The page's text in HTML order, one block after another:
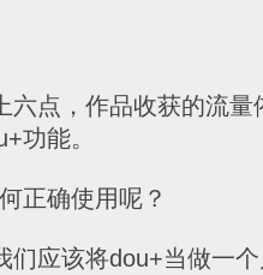
点，作品收获的流量
功能。
确使用呢？
应该将dou+当做一个